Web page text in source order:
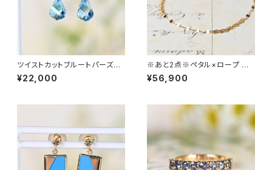
ツイストカットブルートパーズピ
アス K18YG（GH3094）
¥22,000
※あと2点※ペタル×ロープ チ
ェーンコンビ K18YG ブレスレッ
ト（GH3208）
¥56,900